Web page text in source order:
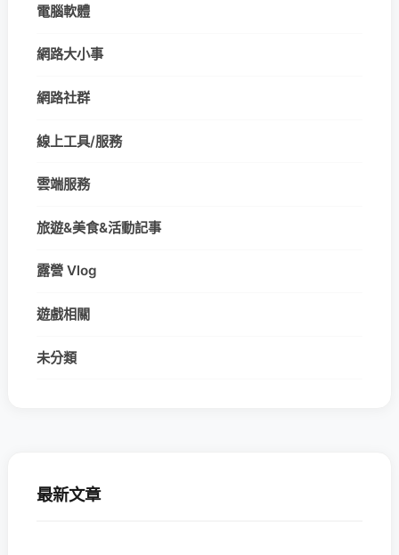
電腦軟體
網路大小事
網路社群
線上工具/服務
雲端服務
旅遊&美食&活動記事
露營 Vlog
遊戲相關
未分類
最新文章